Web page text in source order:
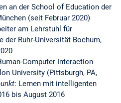
an der School of Education der
(seit Februar 2020)
am Lehrstuhl für
der Ruhr-Universität Bochum,
Computer Interaction
University (Pittsburgh, PA,
: Lernen mit intelligenten
bis August 2016